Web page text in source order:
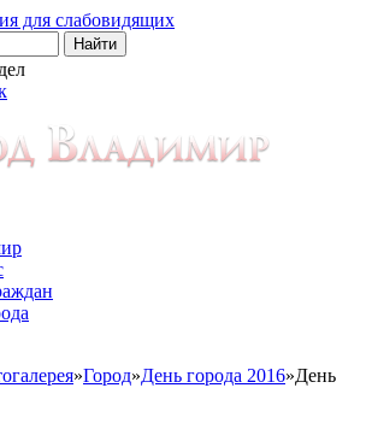
для слабовидящих
»Город»День города 2016»День